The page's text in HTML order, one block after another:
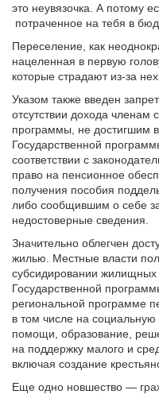
это неувязочка. А потому
потраченное на тебя в
Переселение, как
нацеленная в первую
которые страдают из-за
Указом также введен
отсутствии дохода членам
программы, не достигшим
Государственной
соответствии с
право на пенсионное
получения пособия
либо сообщившим о себе
недостоверные сведения.
Значительно облегчен
жилью. Местные власти
субсидировании жилищных
Государственной
региональной программе
в том числе на
помощи, образование,
на поддержку малого и
включая создание
Еще одно новшество —